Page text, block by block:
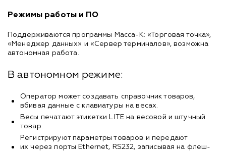
Режимы работы и ПО
Поддерживаются программы Масса-К: «Торговая точка»,
«Менеджер данных» и «Сервер терминалов», возможна
автономная работа.
В автономном режиме:
Оператор может создавать справочник товаров,
вбивая данные с клавиатуры на весах.
Весы печатают этикетки LITE на весовой и штучный
товар.
Регистрируют параметры товаров и передают
их через порты Ethernet, RS232, записывая на флеш-